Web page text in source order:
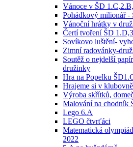
Vánoce v ŠD
Pohádkový milionář -
Vánoční hrátky v
Čertí tvoření ŠD
Sovíkovo luštění-
Zimní radovánky-
Soutěž o nejdelší
družinky
Hra na Popelku
Hrajeme si v
Výroba skřítků,
Malování na chodník
Lego 6.A
LEGO čtvrťáci
Matematická
2022